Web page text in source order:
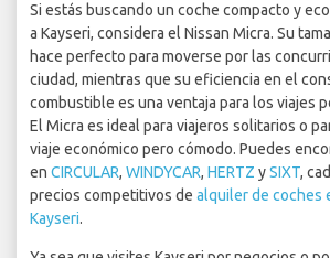
Si estás buscando un coche compacto y
a Kayseri, considera el Nissan Micra. Su
hace perfecto para moverse por las
ciudad, mientras que su eficiencia en el
combustible es una ventaja para los viajes
El Micra es ideal para viajeros solitarios o
viaje económico pero cómodo. Puedes
en CIRCULAR, WINDYCAR, HERTZ ySIXT,
precios competitivos de alquiler de coches
Kayseri.